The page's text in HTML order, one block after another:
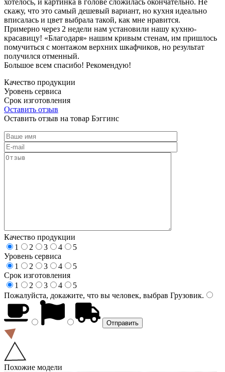
скажу, что это самый дешевый вариант, но кухня идеально
вписалась и цвет выбрала такой, как мне нравится.
Примерно через 2 недели нам установили нашу кухню-
красавицу! «Благодаря» нашим кривым стенам, им пришлось
помучиться с монтажом верхних шкафчиков, но результат
получился отменный.
Большое всем спасибо! Рекомендую!
Качество продукции
Уровень сервиса
Срок изготовления
Оставить отзыв
Оставить отзыв на товар Бэггинс
Качество продукции
1
2 3 4
5
Уровень сервиса
1
2 3 4
5
Срок изготовления
1
2 3 4
5
Пожалуйста, докажите, что вы человек, выбрав Грузовик.
Похожие модели